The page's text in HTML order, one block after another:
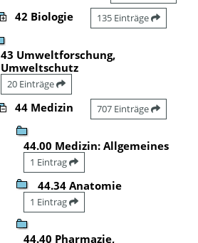
42 Biologie 135 Einträge
43 Umweltforschung,
Umweltschutz
20 Einträge
44 Medizin 707 Einträge
44.00 Medizin: Allgemeines
1 Eintrag
44.34 Anatomie
1 Eintrag
44.40 Pharmazie,